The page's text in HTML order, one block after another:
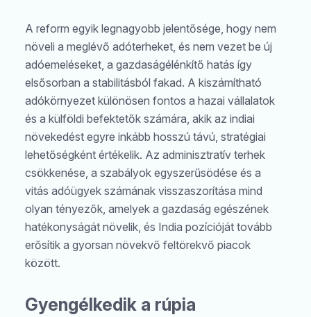
A reform egyik legnagyobb jelentősége, hogy nem
növeli a meglévő adóterheket, és nem vezet be új
adóemeléseket, a gazdaságélénkítő hatás így
elsősorban a stabilitásból fakad. A kiszámítható
adókörnyezet különösen fontos a hazai vállalatok
és a külföldi befektetők számára, akik az indiai
növekedést egyre inkább hosszú távú, stratégiai
lehetőségként értékelik. Az adminisztratív terhek
csökkenése, a szabályok egyszerűsödése és a
vitás adóügyek számának visszaszorítása mind
olyan tényezők, amelyek a gazdaság egészének
hatékonyságát növelik, és India pozícióját tovább
erősítik a gyorsan növekvő feltörekvő piacok
között.
Gyengélkedik a rúpia